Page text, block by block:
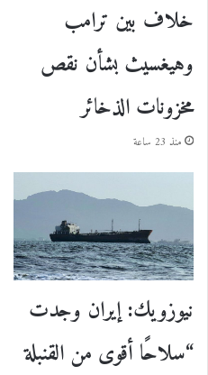
خلاف بين ترامب
وهيغسيث بشأن نقص
مخزونات الذخائر
منذ 23 ساعة
نيوزويك: إيران وجدت
“سلاحًا أقوى من القنبلة